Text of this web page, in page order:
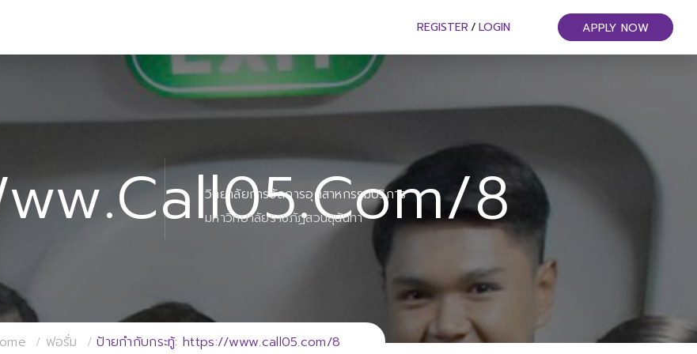
REGISTER / LOGIN APPLY NOW
8
วิทยาลัยการจัดการอุตสาหกรรมบริการ
มหาวิทยาลัยราชภัฏสวนสุนันทา
ฟอรั่ม ป้ายกำกับกระทู้: https://www.call05.com/8